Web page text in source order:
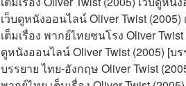
เว็บดูหนังออนไลน์ Oliver Twist
เต็มเรื่อง พากย์ไทยชนโรง Oliver
ดูหนังออนไลน์ Oliver Twist (2005) [บ
บรรยาย ไทย-อังกฤษ Oliver Twist